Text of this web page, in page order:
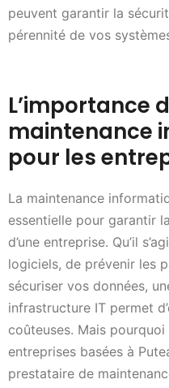
peuvent garantir la
pérennité de vos
L’importance
maintenance
pour les
La maintenance
essentielle pour garantir
d’une entreprise. Qu’il
logiciels, de prévenir les
sécuriser vos données,
infrastructure IT permet
coûteuses. Mais
entreprises basées à
prestataire de